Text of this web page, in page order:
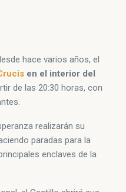
hace varios años, el
en el interior del
de las 20:30 horas, con
realizarán su
paradas para la
enclaves de la